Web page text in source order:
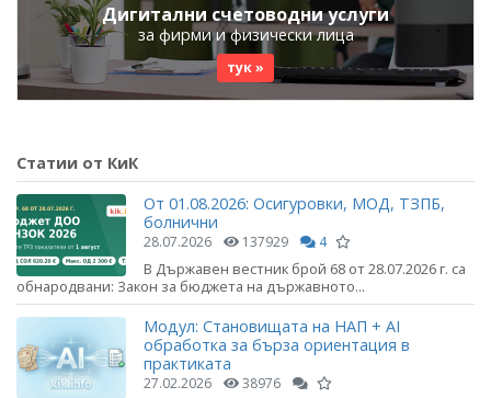
Дигитални счетоводни услуги
за фирми и физически лица
тук »
Статии от КиК
От 01.08.2026: Осигуровки, МОД, ТЗПБ,
болнични
28.07.2026 137929 4
В Държавен вестник брой 68 от 28.07.2026 г. са
обнародвани: Закон за бюджета на държавното...
Модул: Становищата на НАП + AI
обработка за бърза ориентация в
практиката
27.02.2026 38976